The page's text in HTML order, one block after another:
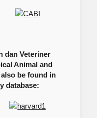
dan Veteriner
Animal and
be found in
database: